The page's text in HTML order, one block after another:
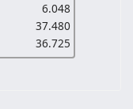
6.048
37.480
36.725